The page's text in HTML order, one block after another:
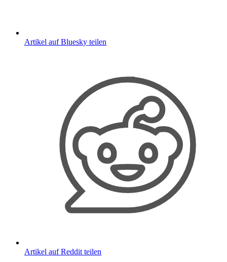
Artikel auf Bluesky teilen
Artikel auf Reddit teilen